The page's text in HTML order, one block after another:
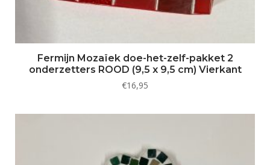
Fermijn Mozaïek doe-het-zelf-pakket 2
onderzetters ROOD (9,5 x 9,5 cm) Vierkant
€16,95